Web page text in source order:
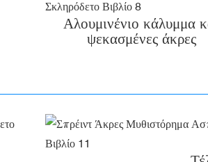
Αλουμινένιο κάλυμμα
ψεκασμένες άκρες